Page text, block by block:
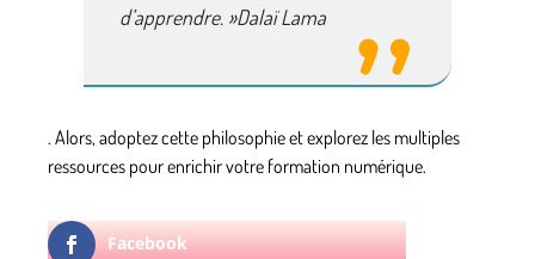
d’apprendre. »Dalaï Lama
. Alors, adoptez cette philosophie et explorez les multiples
ressources pour enrichir votre formation numérique.
Facebook